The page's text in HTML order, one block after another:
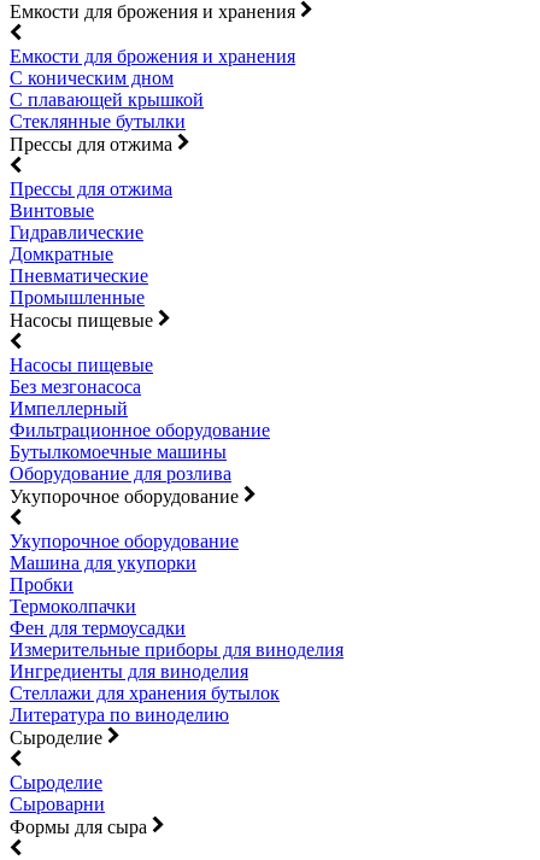
Емкости для брожения и хранения
Емкости для брожения и хранения
С коническим дном
С плавающей крышкой
Стеклянные бутылки
Прессы для отжима
Прессы для отжима
Винтовые
Гидравлические
Домкратные
Пневматические
Промышленные
Насосы пищевые
Насосы пищевые
Без мезгонасоса
Импеллерный
Фильтрационное оборудование
Бутылкомоечные машины
Оборудование для розлива
Укупорочное оборудование
Укупорочное оборудование
Машина для укупорки
Пробки
Термоколпачки
Фен для термоусадки
Измерительные приборы для виноделия
Ингредиенты для виноделия
Стеллажи для хранения бутылок
Литература по виноделию
Сыроделие
Сыроделие
Сыроварни
Формы для сыра